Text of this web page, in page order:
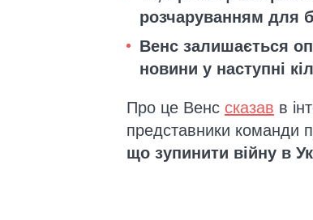
розчаруванням для
Венс залишається
новини у наступні
Про це Венс сказав в
представники
що зупинити війну в